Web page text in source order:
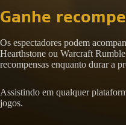
Ganhe
Os espectadores podem
Hearthstone ou Warcraft
recompensas enquanto durar a
Assistindo em qualquer
jogos.